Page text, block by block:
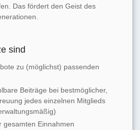
Das fördert den Geist des
sind
zu (möglichst) passenden
Beiträge bei bestmöglicher,
jedes einzelnen Mitglieds
gesamten Einnahmen